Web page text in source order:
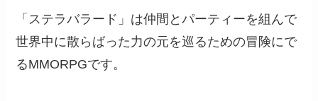
「ステラバラード」は仲間とパーティーを組んで
世界中に散らばった力の元を巡るための冒険にで
るMMORPGです。